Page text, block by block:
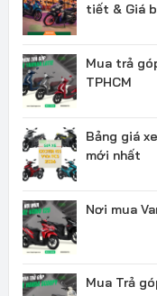
tiết & Giá
Mua trả
TPHCM
Bảng giá
mới nhất
Nơi mua
Mua Trả